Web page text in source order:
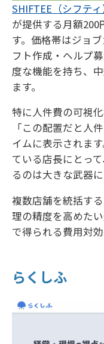
SHIFTEE（シフティ
が提供する月額
す。価格帯はジョ
フト作成・ヘルプ
度な機能を持ち、
ます。
特に人件費の可視
「この配置だと人
イムに表示されま
ている店長にとっ
るのは大きな武器に
複数店舗を統括す
理の精度を高めた
で得られる費用対
らくしふ